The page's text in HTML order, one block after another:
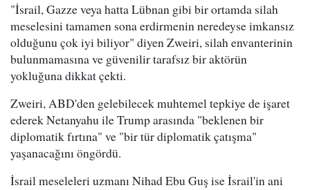
"İsrail, Gazze veya hatta Lübnan gibi bir ortamda silah
meselesini tamamen sona erdirmenin neredeyse imkansız
olduğunu çok iyi biliyor" diyen Zweiri, silah envanterinin
bulunmamasına ve güvenilir tarafsız bir aktörün
yokluğuna dikkat çekti.
Zweiri, ABD'den gelebilecek muhtemel tepkiye de işaret
ederek Netanyahu ile Trump arasında "beklenen bir
diplomatik fırtına" ve "bir tür diplomatik çatışma"
yaşanacağını öngördü.
İsrail meseleleri uzmanı Nihad Ebu Guş ise İsrail'in ani